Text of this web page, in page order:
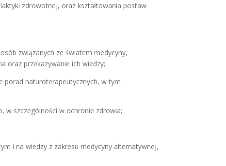
zdrowotnej, oraz kształtowania postaw
związanych ze światem medycyny,
oraz przekazywanie ich wiedzy;
porad naturoterapeutycznych, w tym
w szczególności w ochronie zdrowia;
i na wiedzy z zakresu medycyny alternatywnej,